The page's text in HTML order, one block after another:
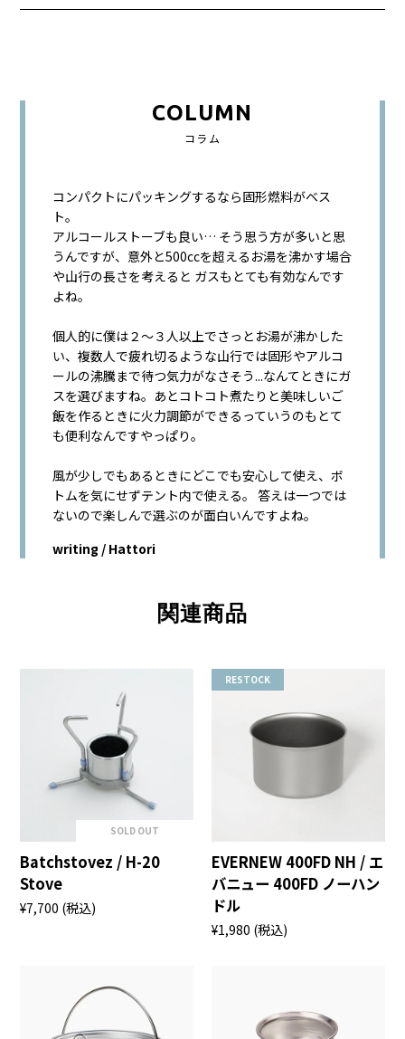
COLUMN
コラム
コンパクトにパッキングするなら固形燃料がベス
ト。
アルコールストーブも良い… そう思う方が多いと思
うんですが、意外と500ccを超えるお湯を沸かす場合
や山行の長さを考えると ガスもとても有効なんです
よね。
個人的に僕は２～３人以上でさっとお湯が沸かした
い、複数人で疲れ切るような山行では固形やアルコ
ールの沸騰まで待つ気力がなさそう...なんてときにガ
スを選びますね。あとコトコト煮たりと美味しいご
飯を作るときに火力調節ができるっていうのもとて
も便利なんですやっぱり。
風が少しでもあるときにどこでも安心して使え、ボ
トムを気にせずテント内で使える。 答えは一つでは
ないので楽しんで選ぶのが面白いんですよね。
writing / Hattori
関連商品
SOLD OUT
Batchstovez / H-20
Stove
¥7,700 (税込)
RESTOCK
EVERNEW 400FD NH / エ
バニュー 400FD ノーハン
ドル
¥1,980 (税込)